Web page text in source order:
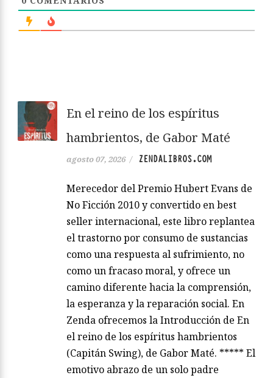
En el reino de los espíritus
hambrientos, de Gabor Maté
agosto 07, 2026 / ZENDALIBROS.COM
Merecedor del Premio Hubert Evans de
No Ficción 2010 y convertido en best
seller internacional, este libro replantea
el trastorno por consumo de sustancias
como una respuesta al sufrimiento, no
como un fracaso moral, y ofrece un
camino diferente hacia la comprensión,
la esperanza y la reparación social. En
Zenda ofrecemos la Introducción de En
el reino de los espíritus hambrientos
(Capitán Swing), de Gabor Maté. ***** El
emotivo abrazo de un solo padre